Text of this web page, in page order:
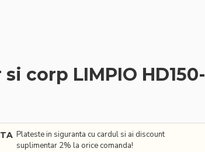
corp LIMPIO HD150-
Plateste in siguranta cu cardul si ai discount
suplimentar 2% la orice comanda!